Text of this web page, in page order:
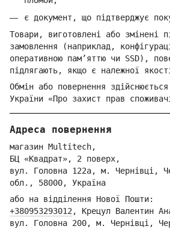
є документ, що підтверджує
Товари, виготовлені або змінені
замовлення (наприклад,
оперативною пам’яттю чи SSD),
підлягають, якщо є належної
Обмін або повернення
України «Про захист прав
Адреса повернення
магазин Multitech,
БЦ «Квадрат», 2 поверх,
вул. Головна 122а, м. Чернівці, Ч
обл., 58000, Україна
або на відділення Нової Пошти:
+380953293012 , Крецул Валентин
вул. Головна 200, м. Чернівці, Ч